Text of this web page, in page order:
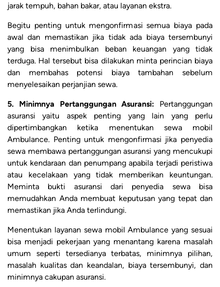
jarak tempuh, bahan bakar, atau layanan ekstra.
Begitu penting untuk mengonfirmasi semua biaya pada
awal dan memastikan jika tidak ada biaya tersembunyi
yang bisa menimbulkan beban keuangan yang tidak
terduga. Hal tersebut bisa dilakukan minta perincian biaya
dan membahas potensi biaya tambahan sebelum
menyelesaikan perjanjian sewa.
5. Minimnya Pertanggungan Asuransi: Pertanggungan
asuransi yaitu aspek penting yang lain yang perlu
dipertimbangkan ketika menentukan sewa mobil
Ambulance. Penting untuk mengonfirmasi jika penyedia
sewa membawa pertanggungan asuransi yang mencukupi
untuk kendaraan dan penumpang apabila terjadi peristiwa
atau kecelakaan yang tidak memberikan keuntungan.
Meminta bukti asuransi dari penyedia sewa bisa
memudahkan Anda membuat keputusan yang tepat dan
memastikan jika Anda terlindungi.
Menentukan layanan sewa mobil Ambulance yang sesuai
bisa menjadi pekerjaan yang menantang karena masalah
umum seperti tersedianya terbatas, minimnya pilihan,
masalah kualitas dan keandalan, biaya tersembunyi, dan
minimnya cakupan asuransi.